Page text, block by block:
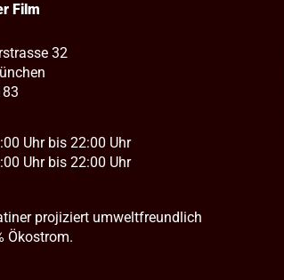
Film
32
Uhr bis 22:00 Uhr
Uhr bis 22:00 Uhr
projiziert umweltfreundlich
Ökostrom.